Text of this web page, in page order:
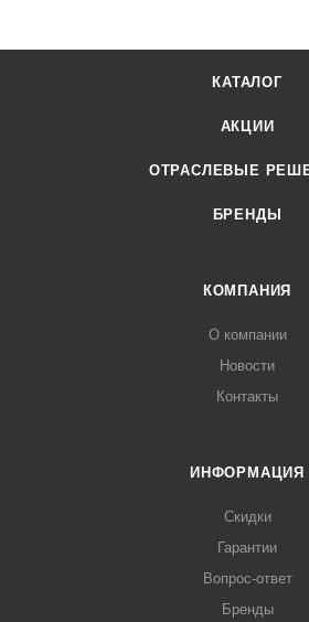
КАТАЛОГ
АКЦИИ
ОТРАСЛЕВЫЕ
БРЕНДЫ
КОМПАНИЯ
О компании
Новости
Контакты
ИНФОРМАЦИЯ
Скидки
Гарантии
Вопрос-ответ
Бренды